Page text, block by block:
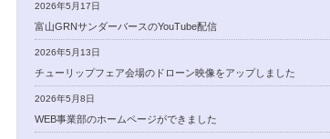
2026年5月17日
富山GRNサンダーバースのYouTube配信
2026年5月13日
チューリップフェア会場のドローン映像をアップしました
2026年5月8日
WEB事業部のホームページができました